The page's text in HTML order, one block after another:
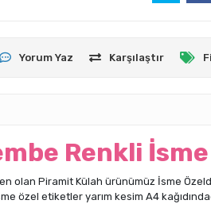
Yorum Yaz Karşılaştır
Renkli
olan Piramit Külah ürünümüz İsme
özel etiketler yarım kesim A4